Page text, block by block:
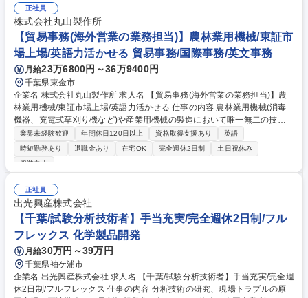
ても、横の交流が多い職場で、釣り大会やBBQというイベントだけでな
く、工場運用における費用や連携面でも助けあっている職場です。また国
内外オペレーターの体験型教育研修施設を有し、三井化学G全体の安全安
定運転に関わる技術伝承の拠点となります。 募集職種 【千葉(茂原)/製造
オペレーター】三交替制/転勤無/車通勤可/福利厚生充実
正社員
株式会社丸山製作所
【貿易事務(海外営業の業務担当)】農林業用機械/東証市
場上場/英語力活かせる 貿易事務/国際事務/英文事務
月給23万6800円～36万9400円
千葉県東金市
企業名 株式会社丸山製作所 求人名 【貿易事務(海外営業の業務担当)】農
林業用機械/東証市場上場/英語力活かせる 仕事の内容 農林業用機械(消毒
機器、充電式草刈り機など)や産業用機械の製造において唯一無二の技術
力を持ち、海外展開も行っている当社において、同社の製品（農機具・消
火器等）の輸出業務全般をお任せします。 【業務詳細】■輸出実務（受
注・出荷手配・船積み書類作成等） ■海外顧客・フォワーダーとの英文メ
ン、システム化、商流変更などの検討・実行 【将来的には】物流コスト削
減やシステム化を推進するプロジェクトへの参画も期待するポジションで
す。 募集職種 【貿易事務(海外営業の業務担当)】農林業用機械/東証市場
上場/英語力活かせる
業界未経験歓迎 年間休日120日以上 資格取得支援あり
英語
時短勤務あり
退職金あり 在宅OK 完全週休2日制
土日祝休み
服装自由
正社員
出光興産株式会社
【千葉/試験分析技術者】手当充実/完全週休2日制/フル
フレックス 化学製品開発
月給30万円～39万円
千葉県袖ケ浦市
企業名 出光興産株式会社 求人名 【千葉/試験分析技術者】手当充実/完全週
休2日制/フルフレックス 仕事の内容 分析技術の研究、現場トラブルの原